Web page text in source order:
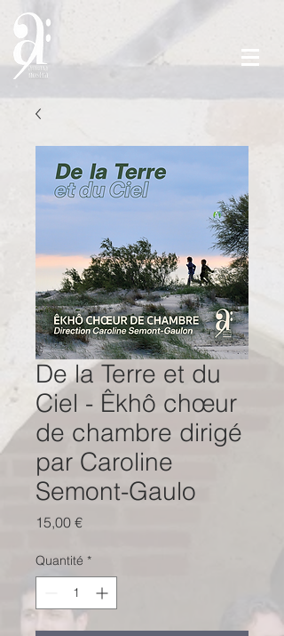
De la Terre et du
Ciel - Êkhô chœur
de chambre dirigé
par Caroline
Semont-Gaulo
15,00 €Prix
Quantité *